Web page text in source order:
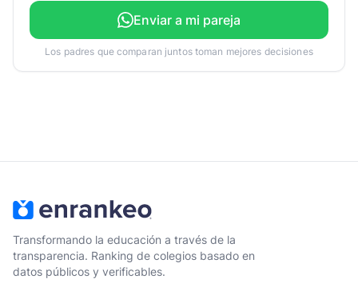
Enviar a mi pareja
Los padres que comparan juntos toman mejores decisiones
Transformando la educación a través de la
transparencia. Ranking de colegios basado en
datos públicos y verificables.